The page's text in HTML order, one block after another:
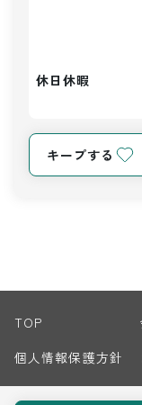
休日休暇
キープする
TOP
個人情報保護方針